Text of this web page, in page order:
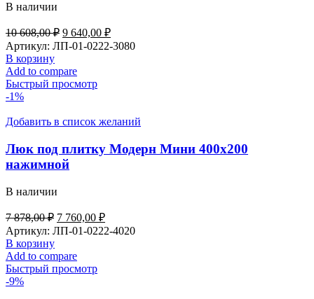
В наличии
10 608,00₽ Первоначальная
цена
10
608,00 ₽.
9 640,00 ₽Текущая
цена:
Артикул: ЛП-01-0222-3080
В корзину
Add to compare
Быстрый просмотр
-1%
Добавить в список желаний
Люк под плитку Модерн Мини 400х200
нажимной
В наличии
7 878,00₽ Первоначальная
цена
7
878,00 ₽.
7 760,00 ₽Текущая
цена:
Артикул: ЛП-01-0222-4020
В корзину
Add to compare
Быстрый просмотр
-9%